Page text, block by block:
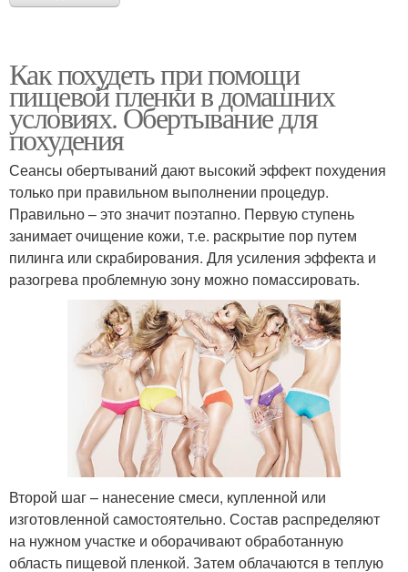
Как похудеть при помощи
пищевой пленки в домашних
условиях. Обертывание для
похудения
Сеансы обертываний дают высокий эффект похудения
только при правильном выполнении процедур.
Правильно – это значит поэтапно. Первую ступень
занимает очищение кожи, т.е. раскрытие пор путем
пилинга или скрабирования. Для усиления эффекта и
разогрева проблемную зону можно помассировать.
Второй шаг – нанесение смеси, купленной или
изготовленной самостоятельно. Состав распределяют
на нужном участке и оборачивают обработанную
область пищевой пленкой. Затем облачаются в теплую